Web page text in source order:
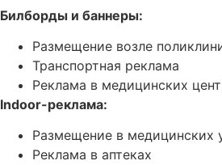
Билборды и баннеры:
Размещение возле
Транспортная реклама
Реклама в медицинских
Indoor-реклама:
Размещение в медицинских
Реклама в аптеках